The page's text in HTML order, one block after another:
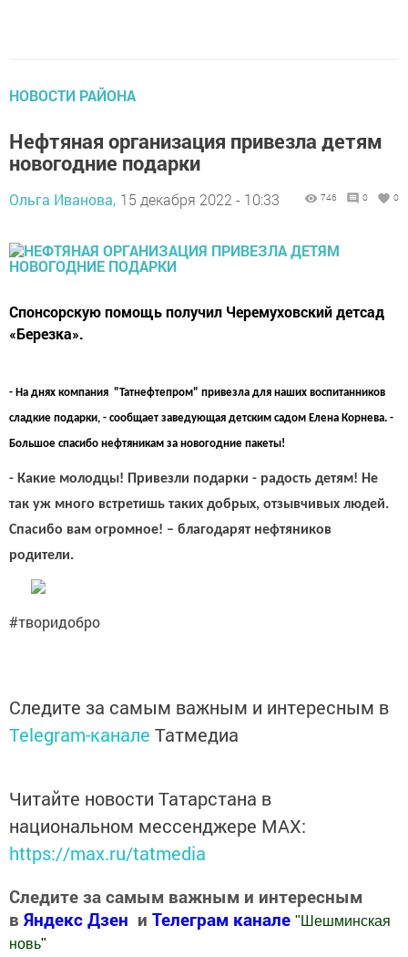
НОВОСТИ РАЙОНА
Нефтяная организация привезла детям
новогодние подарки
Ольга Иванова, 15 декабря 2022 - 10:33 746 0 0
Спонсорскую помощь получил Черемуховский детсад
«Березка».
- На днях компания "Татнефтепром" привезла для наших воспитанников
сладкие подарки, - сообщает заведующая детским садом Елена Корнева. -
Большое спасибо нефтяникам за новогодние пакеты!
- Какие молодцы! Привезли подарки - радость детям! Не
так уж много встретишь таких добрых, отзывчивых людей.
Спасибо вам огромное! – благодарят нефтяников
родители.
#творидобро
Следите за самым важным и интересным в
Telegram-канале Татмедиа
Читайте новости Татарстана в
национальном мессенджере MАХ:
https://max.ru/tatmedia
Следите за самым важным и интересным
в Яндекс Дзен и Телеграм канале " Шешминская
новь"